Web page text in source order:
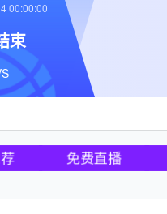
00:00:00
束
免费直播